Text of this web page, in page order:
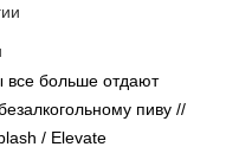
больше отдают
пиву //
/ Elevate